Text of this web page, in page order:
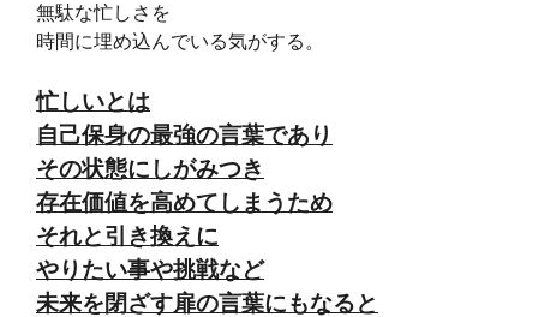
無駄な忙しさを
時間に埋め込んでいる気がする。
忙しいとは
自己保身の最強の言葉であり
その状態にしがみつき
存在価値を高めてしまうため
それと引き換えに
やりたい事や挑戦など
未来を閉ざす扉の言葉にもなると